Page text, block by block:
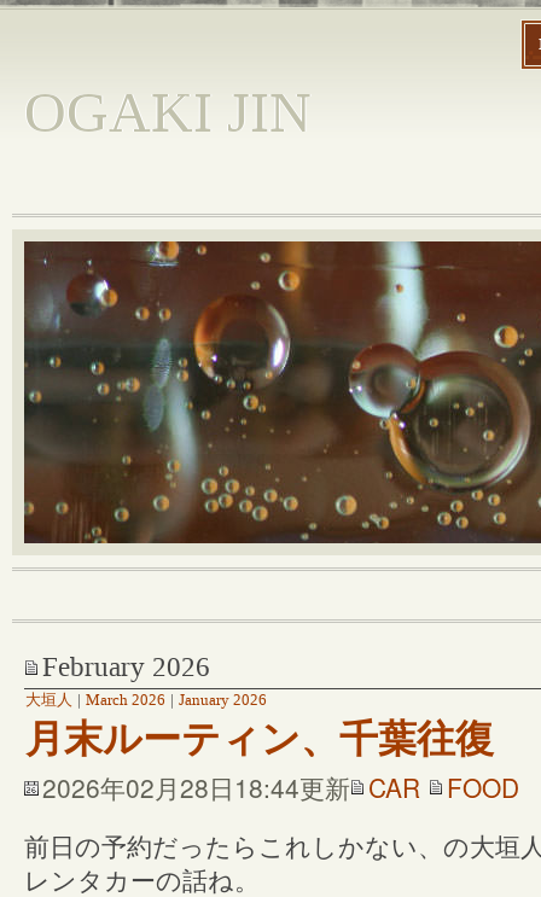
OGAKI JIN
February 2026
大垣人 March 2026 January 2026
月末ルーティン、千葉往復
2026年02月28日18:44更新 CAR FOOD
前日の予約だったらこれしかない、の大垣
レンタカーの話ね。